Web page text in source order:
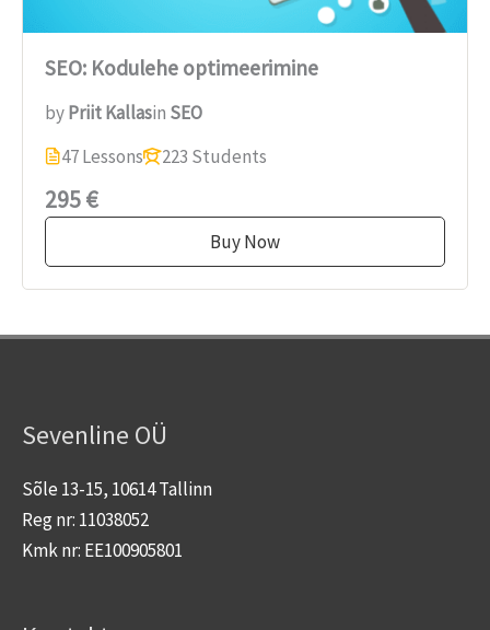
SEO: Kodulehe optimeerimine
byPriit Kallasin SEO
47 Lessons
223 Students
295 €
Buy Now
Sevenline OÜ
Sõle 13-15, 10614 Tallinn
Reg nr: 11038052
Kmk nr: EE100905801